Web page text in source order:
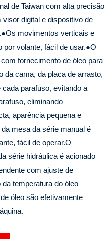
de Taiwan com alta precisão
visor digital e dispositivo de
●Os movimentos verticais e
por volante, fácil de usar.●O
fornecimento de óleo para
da cama, da placa de arrasto,
parafuso, evitando a
eliminando
aparência pequena e
mesa da série manual é
fácil de operar.O
série hidráulica é acionado
com ajuste de
temperatura do óleo
óleo são efetivamente